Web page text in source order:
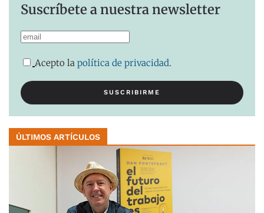
Suscríbete a nuestra newsletter
Acepto la política de privacidad.
ÚLTIMOS ARTÍCULOS